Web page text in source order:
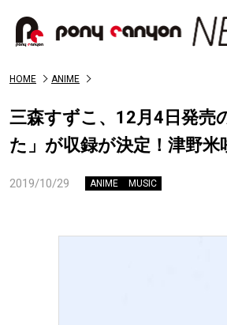
HOME ANIME
三森すずこ、12月4日発売
た」が収録が決定！津野
2019/10/29 ANIME MUSIC